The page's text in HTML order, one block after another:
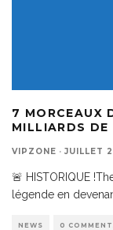
7 MORCEAUX
MILLIARDS DE
VIPZONE · JUILLET
🚨 HISTORIQUE
légende en
NEWS 0